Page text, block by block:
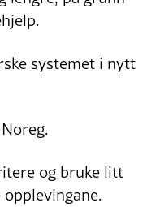
systemet i nytt
og bruke litt